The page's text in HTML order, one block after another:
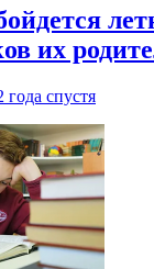
их
года спустя